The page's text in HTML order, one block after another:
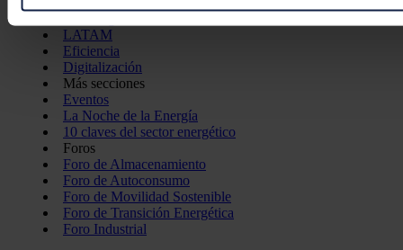
lasección de datos. Puede cambiar o retirar su
de cookies.
Las cookies de este sitio web se usan para personalizar el
redes sociales y analizar el tráfico. Además, compartimos
con nuestros partners de redes sociales, publicidad y
información que les haya proporcionado o que hayan
servicios.
LATAM
Eficiencia
Digitalización
Más secciones
Eventos
La Noche de la Energía
10 claves del sector energético
Foros
Foro de Almacenamiento
Foro de Autoconsumo
Foro de Movilidad Sostenible
Foro de Transición Energética
Foro Industrial